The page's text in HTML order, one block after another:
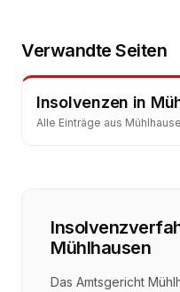
Verwandte Seiten
Insolvenzen in
Alle Einträge aus
Mühlhausen
Das Amtsgericht